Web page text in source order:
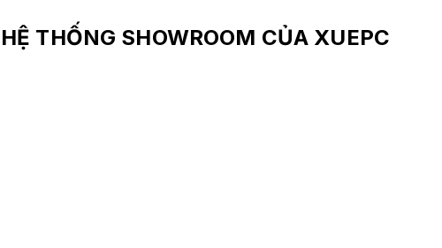
HỆ THỐNG SHOWROOM CỦA XUEPC